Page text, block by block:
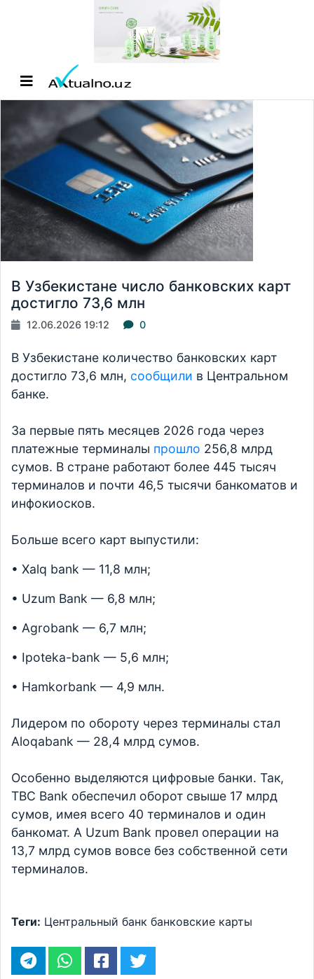
В Узбекистане число банковских карт
достигло 73,6 млн
12.06.2026 19:12 0
В Узбекистане количество банковских карт
достигло 73,6 млн, сообщили в Центральном
банке.
За первые пять месяцев 2026 года через
платежные терминалы прошло 256,8 млрд
сумов. В стране работают более 445 тысяч
терминалов и почти 46,5 тысячи банкоматов и
инфокиосков.
Больше всего карт выпустили:
• Xalq bank — 11,8 млн;
• Uzum Bank — 6,8 млн;
• Agrobank — 6,7 млн;
• Ipoteka-bank — 5,6 млн;
• Hamkorbank — 4,9 млн.
Лидером по обороту через терминалы стал
Aloqabank — 28,4 млрд сумов.
Особенно выделяются цифровые банки. Так,
TBC Bank обеспечил оборот свыше 17 млрд
сумов, имея всего 40 терминалов и один
банкомат. А Uzum Bank провел операции на
13,7 млрд сумов вовсе без собственной сети
терминалов.
Теги: Центральный банк банковские карты